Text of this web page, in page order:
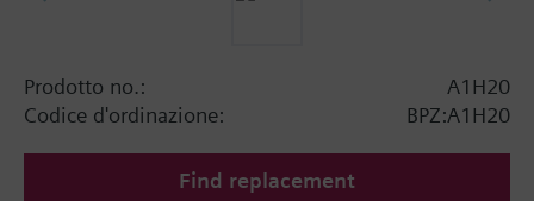
Prodotto no.:
A1H20
Codice d'ordinazione:
BPZ:A1H20
Find replacement